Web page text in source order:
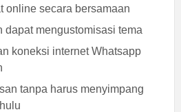
online secara bersamaan
dapat mengustomisasi tema
koneksi internet Whatsapp
tanpa harus menyimpang